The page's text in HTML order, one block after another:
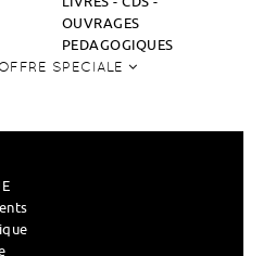
OUVRAGES
PEDAGOGIQUES
OFFRE SPECIALE